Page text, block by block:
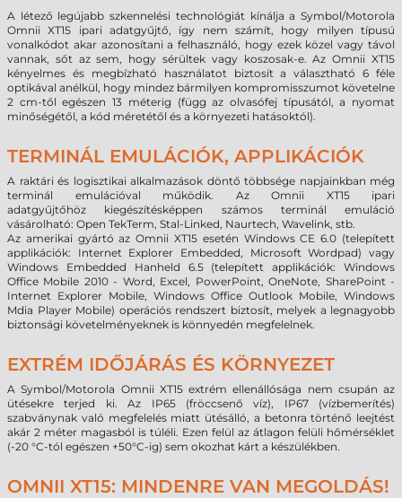
A létező legújabb szkennelési technológiát kínálja a Symbol/Motorola
Omnii XT15 ipari adatgyűjtő, így nem számít, hogy milyen típusú
vonalkódot akar azonosítani a felhasználó, hogy ezek közel vagy távol
vannak, sőt az sem, hogy sérültek vagy koszosak-e. Az Omnii XT15
kényelmes és megbízható használatot biztosít a választható 6 féle
optikával anélkül, hogy mindez bármilyen kompromisszumot követelne
2 cm-től egészen 13 méterig (függ az olvasófej típusától, a nyomat
minőségétől, a kód méretétől és a környezeti hatásoktól).
TERMINÁL EMULÁCIÓK, APPLIKÁCIÓK
A raktári és logisztikai alkalmazások döntő többsége napjainkban még
terminál emulációval működik. Az Omnii XT15 ipari
adatgyűjtőhöz kiegészítésképpen számos terminál emuláció
vásárolható: Open TekTerm, Stal-Linked, Naurtech, Wavelink, stb.
Az amerikai gyártó az Omnii XT15 esetén Windows CE 6.0 (telepített
applikációk: Internet Explorer Embedded, Microsoft Wordpad) vagy
Windows Embedded Hanheld 6.5 (telepített applikációk: Windows
Office Mobile 2010 - Word, Excel, PowerPoint, OneNote, SharePoint -
Internet Explorer Mobile, Windows Office Outlook Mobile, Windows
Mdia Player Mobile) operációs rendszert biztosít, melyek a legnagyobb
biztonsági követelményeknek is könnyedén megfelelnek.
EXTRÉM IDŐJÁRÁS ÉS KÖRNYEZET
A Symbol/Motorola Omnii XT15 extrém ellenállósága nem csupán az
ütésekre terjed ki. Az IP65 (fröccsenő víz), IP67 (vízbemerítés)
szabványnak való megfelelés miatt ütésálló, a betonra történő leejtést
akár 2 méter magasból is túléli. Ezen felül az átlagon felüli hőmérséklet
(-20 °C-tól egészen +50°C-ig) sem okozhat kárt a készülékben.
OMNII XT15: MINDENRE VAN MEGOLDÁS!